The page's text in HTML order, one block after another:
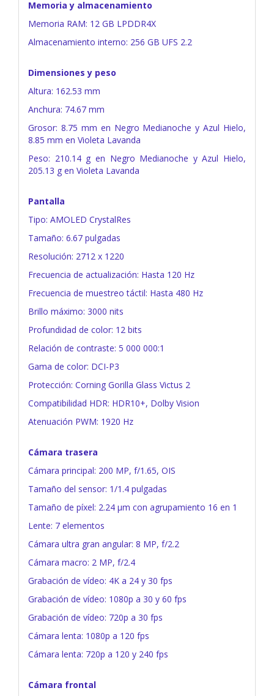
Memoria y almacenamiento
Memoria RAM: 12 GB LPDDR4X
Almacenamiento interno: 256 GB UFS 2.2
Dimensiones y peso
Altura: 162.53 mm
Anchura: 74.67 mm
Grosor: 8.75 mm en Negro Medianoche y Azul Hielo,
8.85 mm en Violeta Lavanda
Peso: 210.14 g en Negro Medianoche y Azul Hielo,
205.13 g en Violeta Lavanda
Pantalla
Tipo: AMOLED CrystalRes
Tamaño: 6.67 pulgadas
Resolución: 2712 x 1220
Frecuencia de actualización: Hasta 120 Hz
Frecuencia de muestreo táctil: Hasta 480 Hz
Brillo máximo: 3000 nits
Profundidad de color: 12 bits
Relación de contraste: 5 000 000:1
Gama de color: DCI-P3
Protección: Corning Gorilla Glass Victus 2
Compatibilidad HDR: HDR10+, Dolby Vision
Atenuación PWM: 1920 Hz
Cámara trasera
Cámara principal: 200 MP, f/1.65, OIS
Tamaño del sensor: 1/1.4 pulgadas
Tamaño de píxel: 2.24 µm con agrupamiento 16 en 1
Lente: 7 elementos
Cámara ultra gran angular: 8 MP, f/2.2
Cámara macro: 2 MP, f/2.4
Grabación de vídeo: 4K a 24 y 30 fps
Grabación de vídeo: 1080p a 30 y 60 fps
Grabación de vídeo: 720p a 30 fps
Cámara lenta: 1080p a 120 fps
Cámara lenta: 720p a 120 y 240 fps
Cámara frontal